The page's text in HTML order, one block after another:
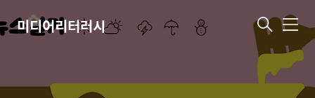
미디어리터러시 메